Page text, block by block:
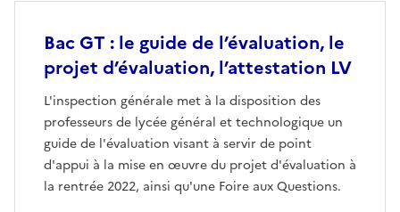
Bac GT : le guide de l’évaluation, le
projet d’évaluation, l’attestation LV
L'inspection générale met à la disposition des
professeurs de lycée général et technologique un
guide de l'évaluation visant à servir de point
d'appui à la mise en œuvre du projet d'évaluation à
la rentrée 2022, ainsi qu'une Foire aux Questions.